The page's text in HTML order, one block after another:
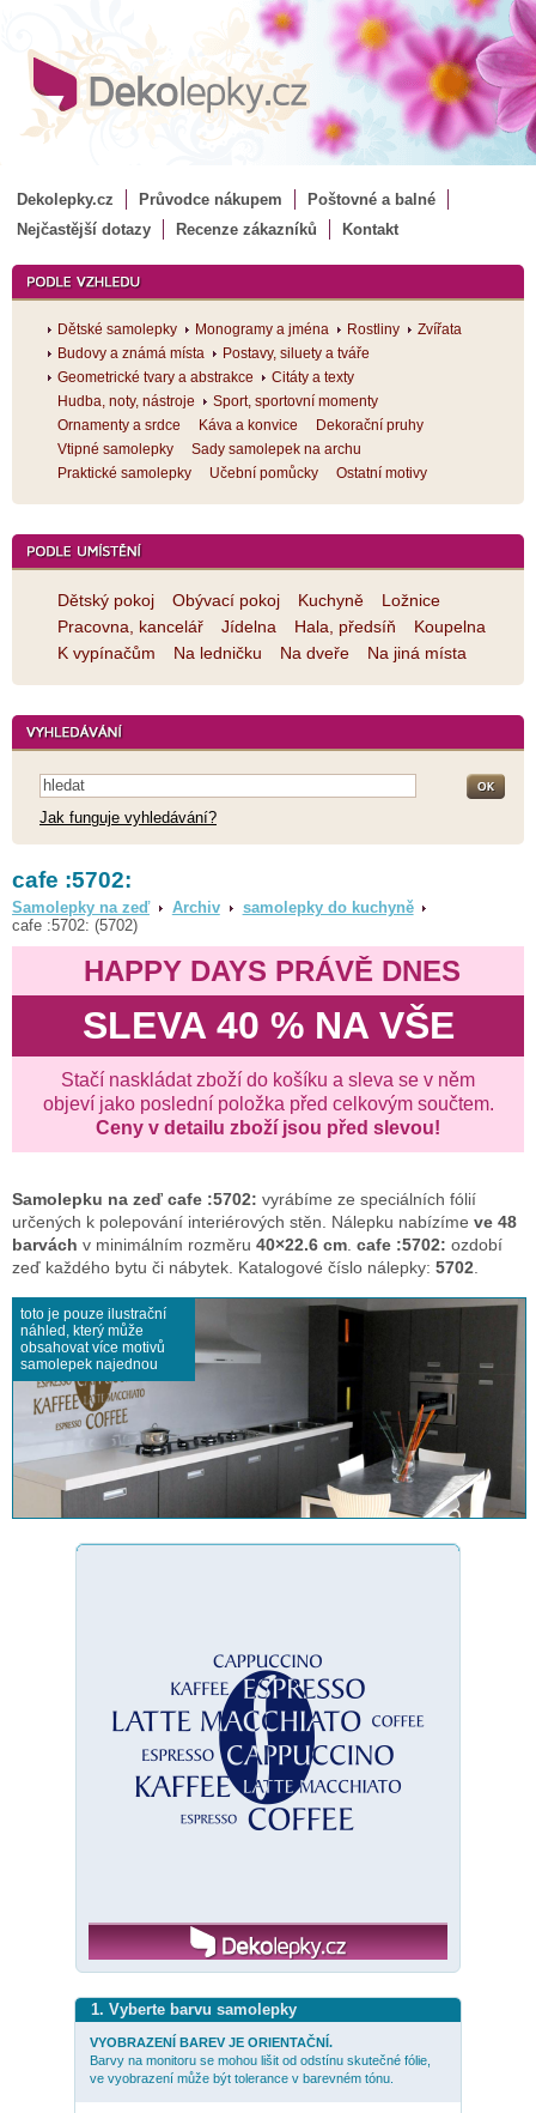
Dekolepky.cz Průvodce nákupem
Poštovné a balné
Nejčastější dotazy
Recenze zákazníků Kontakt
Dětské samolepky Monogramy a jména Rostliny
Zvířata
Budovy a známá místa
Postavy, siluety a tváře
Geometrické tvary a abstrakce
Citáty a texty
Hudba, noty, nástroje
Sport, sportovní momenty
Ornamenty a srdce
Káva a konvice
Dekorační pruhy
Vtipné samolepky
Sady samolepek na archu
Praktické samolepky
Učební pomůcky Ostatní motivy
Dětský pokoj Obývací pokoj Kuchyně
Ložnice
Pracovna, kancelář
Jídelna Hala, předsíň
Koupelna
K vypínačům
Na ledničku Na dveře Na jiná místa
Jak funguje vyhledávání?
cafe :5702:
Samolepky na zeď Archiv
samolepky do kuchyně
cafe :5702: (5702)
HAPPY DAYS PRÁVĚ DNES
SLEVA 40 % NA VŠE
Stačí naskládat zboží do košíku a sleva se v něm
objeví jako poslední položka před celkovým součtem.
Ceny v detailu zboží jsou před slevou!
Samolepku na zeď cafe :5702: vyrábíme ze speciálních fólií
určených k polepování interiérových stěn. Nálepku nabízíme ve 48
barvách v minimálním rozměru 40×22.6 cm cafe :5702: ozdobí
zeď každého bytu či nábytek. Katalogové číslo nálepky: 5702
toto je pouze ilustrační
náhled, který může
obsahovat více motivů
samolepek najednou
1. Vyberte barvu samolepky
VYOBRAZENÍ BAREV JE ORIENTAČNÍ.
Barvy na monitoru se mohou lišit od odstínu skutečné fólie,
ve vyobrazení může být tolerance v barevném tónu.